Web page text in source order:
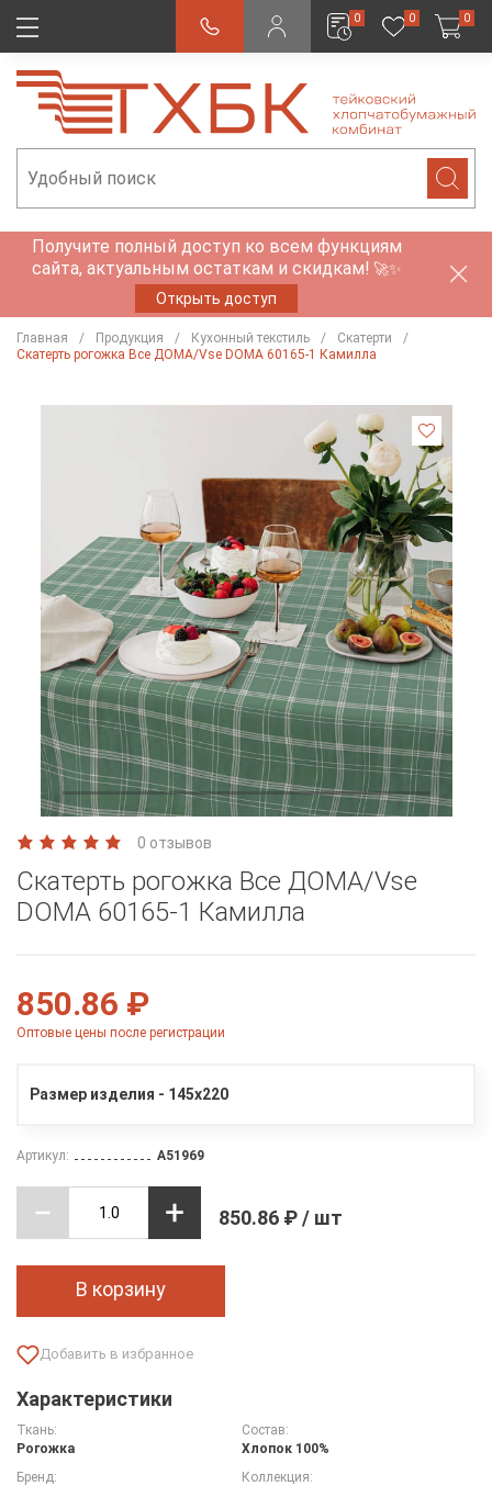
0 0 0
Получите полный доступ ко всем функциям
сайта, актуальным остаткам и скидкам! 🚀✨
Открыть доступ
Главная Продукция Кухонный текстиль
Скатерти
Скатерть рогожка Все ДОМА/Vse DOMA 60165-1 Камилла
0 отзывов
Скатерть рогожка Все ДОМА/Vse
DOMA 60165-1 Камилла
850.86 ₽
Оптовые цены после регистрации
Размер изделия - 145х220
Артикул: A51969
850.86 ₽ / шт
В корзину
Характеристики
Ткань:
Рогожка
Состав:
Хлопок 100%
Бренд:
Коллекция: